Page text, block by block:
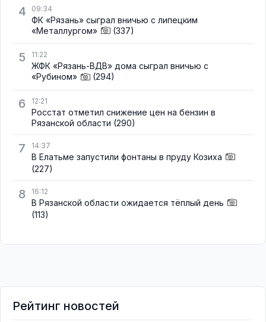
4 09:34
ФК «Рязань» сыграл вничью с липецким
«Металлургом»
(337)
5 11:22
ЖФК «Рязань-ВДВ» дома сыграл вничью с
«Рубином»
(294)
6 12:21
Росстат отметил снижение цен на бензин в
Рязанской области (290)
7 14:37
В Елатьме запустили фонтаны в пруду Козиха
(227)
8 16:12
В Рязанской области ожидается тёплый день
(113)
Рейтинг новостей